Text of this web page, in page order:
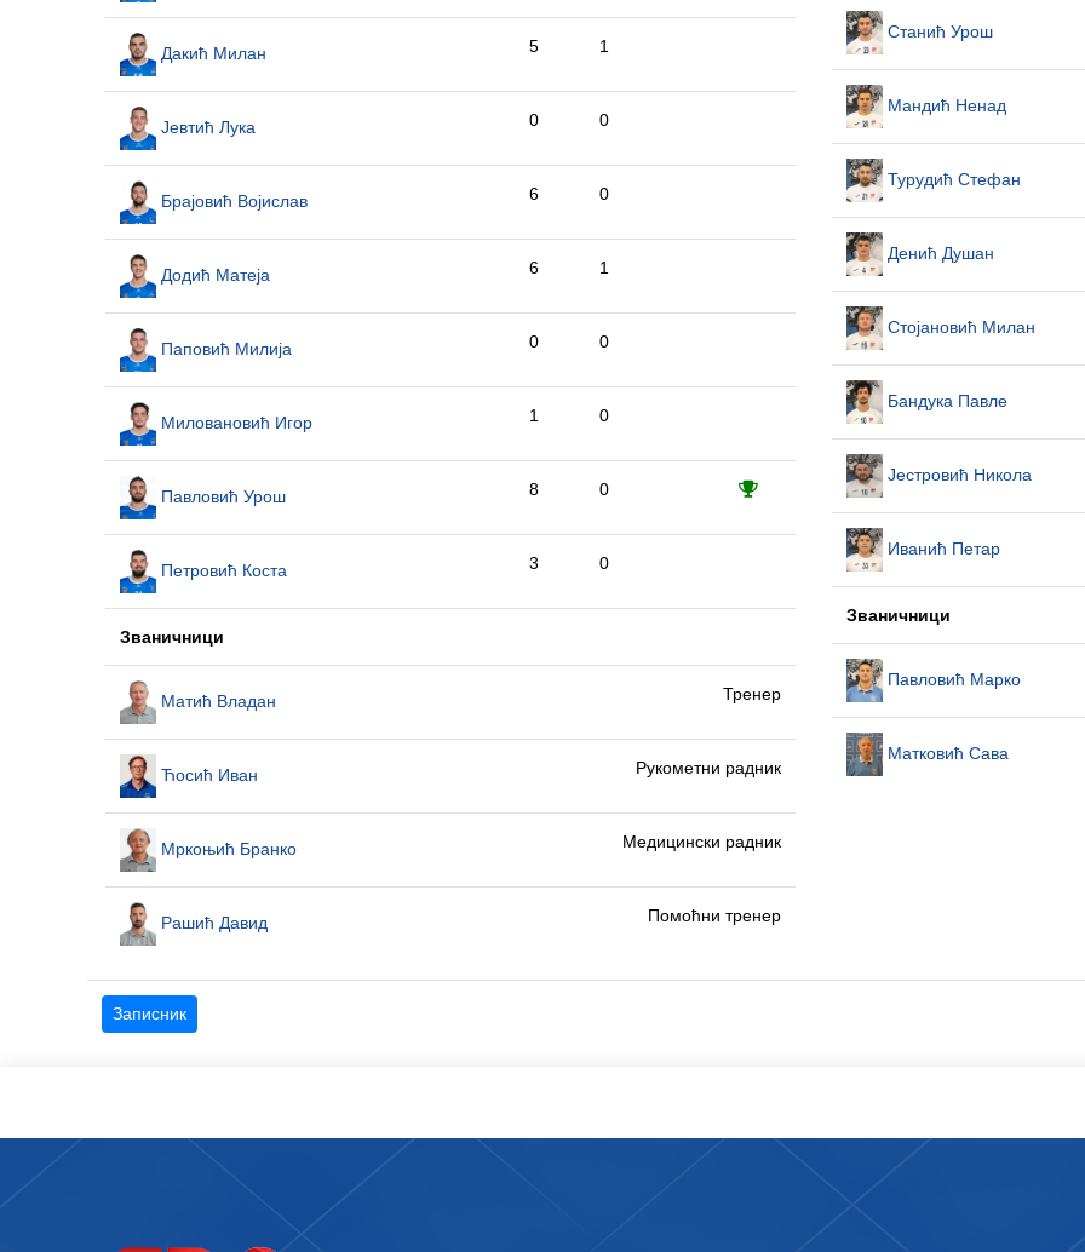
Дакић Милан 5 1
Јевтић Лука 0 0
Брајовић Војислав 6 0
Додић Матеја 6 1
Паповић Милија 0 0
Миловановић Игор 1 0
Павловић Урош 8 0
Петровић Коста 3 0
Званичници
Матић Владан Тренер
Ћосић Иван Рукометни радник
Мркоњић Бранко Медицински радник
Рашић Давид Помоћни тренер
Станић Урош
Мандић Ненад
Турудић Стефан
Денић Душан
Стојановић Милан
Бандука Павле
Јестровић Никола
Иванић Петар
Званичници
Павловић Марко
Матковић Сава
Записник